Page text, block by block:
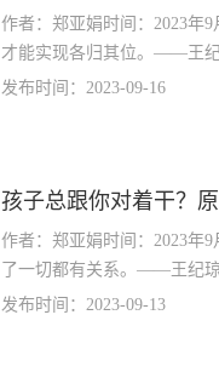
作者：郑亚娟时间：2023年
才能实现各归其位。——王
点也不成熟，每天在家玩手
发布时间：2023-09-16
孩子总跟你对着干？
作者：郑亚娟时间：2023年
了一切都有关系。——王纪
留下了深刻的印象，相信很
发布时间：2023-09-13